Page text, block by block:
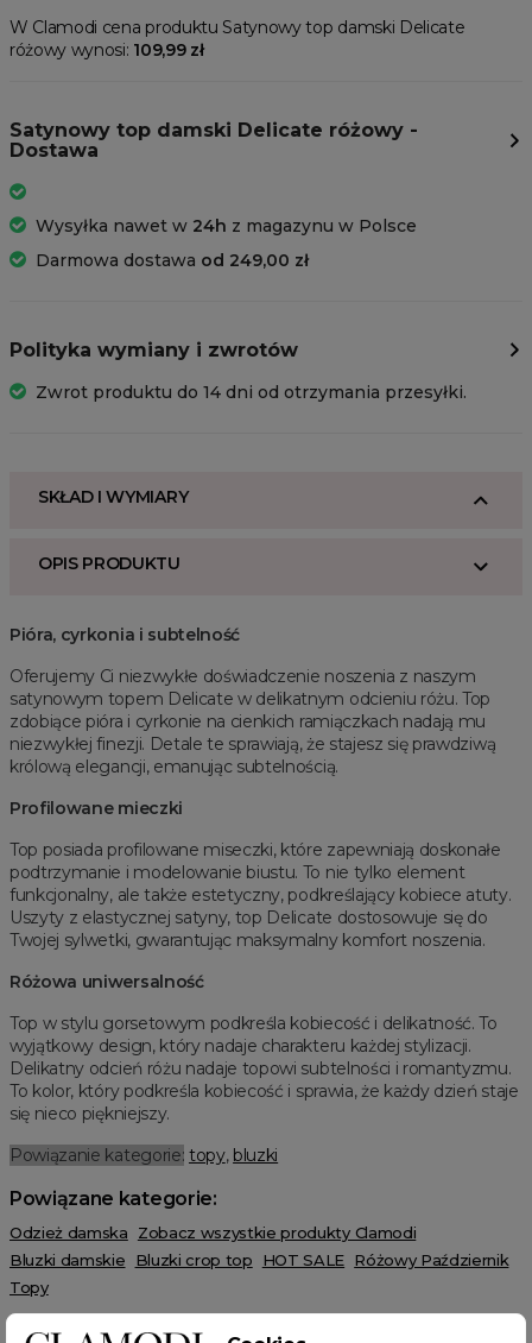
W Clamodi cena produktu Satynowy top damski Delicate
różowy wynosi: 109,99 zł
Satynowy top damski Delicate różowy -
Dostawa
Wysyłka nawet w 24h z magazynu w Polsce
Darmowa dostawa od 249,00 zł
Polityka wymiany i zwrotów
Zwrot produktu do 14 dni od otrzymania przesyłki.
SKŁAD I WYMIARY
OPIS PRODUKTU
Pióra, cyrkonia i subtelność
Oferujemy Ci niezwykłe doświadczenie noszenia z naszym
satynowym topem Delicate w delikatnym odcieniu różu. Top
zdobiące pióra i cyrkonie na cienkich ramiączkach nadają mu
niezwykłej finezji. Detale te sprawiają, że stajesz się prawdziwą
królową elegancji, emanując subtelnością.
Profilowane mieczki
Top posiada profilowane miseczki, które zapewniają doskonałe
podtrzymanie i modelowanie biustu. To nie tylko element
funkcjonalny, ale także estetyczny, podkreślający kobiece atuty.
Uszyty z elastycznej satyny, top Delicate dostosowuje się do
Twojej sylwetki, gwarantując maksymalny komfort noszenia.
Różowa uniwersalność
Top w stylu gorsetowym podkreśla kobiecość i delikatność. To
wyjątkowy design, który nadaje charakteru każdej stylizacji.
Delikatny odcień różu nadaje topowi subtelności i romantyzmu.
To kolor, który podkreśla kobiecość i sprawia, że każdy dzień staje
się nieco piękniejszy.
Powiązanie kategorie: topy, bluzki
Powiązane kategorie:
Odzież damska
Zobacz wszystkie produkty Clamodi
Bluzki damskie
Bluzki crop top HOT SALE Różowy Październik
Topy